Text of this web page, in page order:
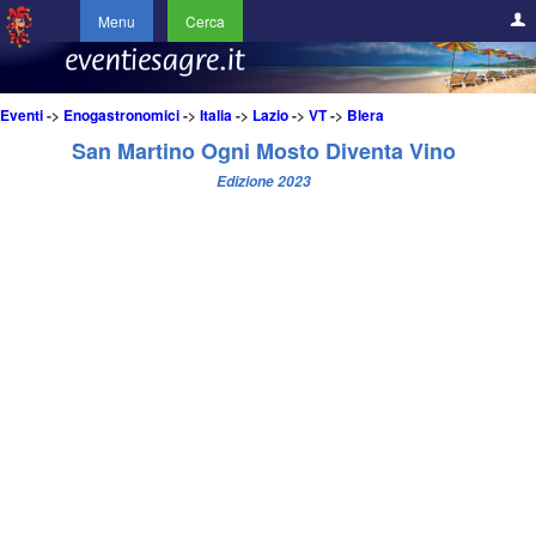
Menu Cerca
Eventi-> Enogastronomici-> Italia-> Lazio-> VT-> Blera
San Martino Ogni Mosto Diventa Vino
Edizione 2023